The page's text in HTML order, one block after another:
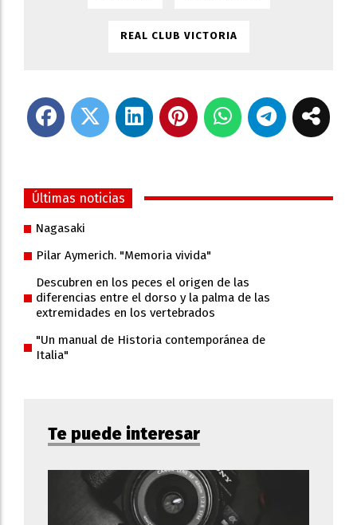
REAL CLUB VICTORIA
Últimas noticias
Nagasaki
Pilar Aymerich. "Memoria vivida"
Descubren en los peces el origen de las
diferencias entre el dorso y la palma de las
extremidades en los vertebrados
"Un manual de Historia contemporánea de
Italia"
Te puede interesar